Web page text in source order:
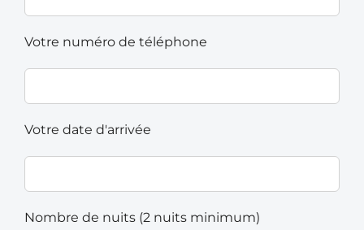
Votre numéro de téléphone
Votre date d'arrivée
Nombre de nuits (2 nuits minimum)